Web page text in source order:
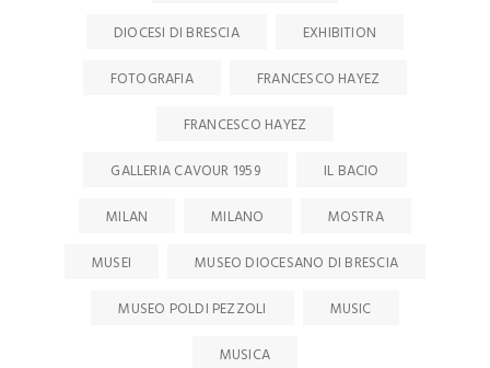
DIOCESI DI BRESCIA
EXHIBITION
FOTOGRAFIA
FRANCESCO HAYEZ
FRANCESCO HAYEZ
GALLERIA CAVOUR 1959
IL BACIO
MILAN
MILANO
MOSTRA
MUSEI
MUSEO DIOCESANO DI BRESCIA
MUSEO POLDI PEZZOLI
MUSIC
MUSICA